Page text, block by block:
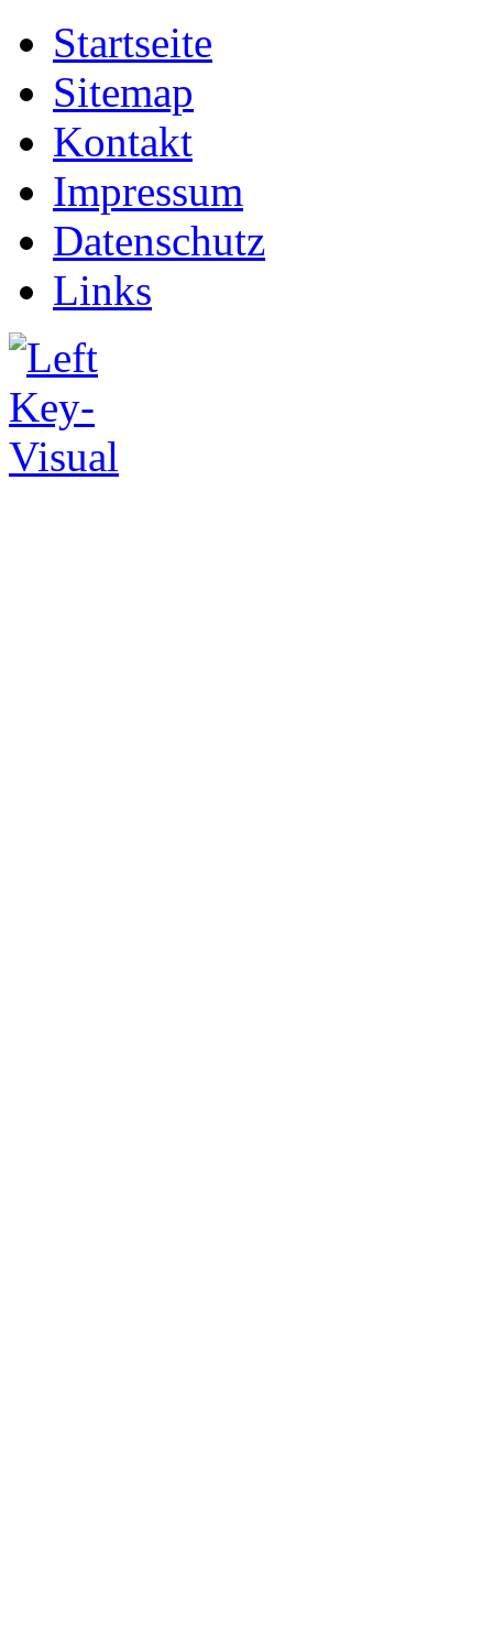
Startseite
Sitemap
Kontakt
Impressum
Datenschutz
Links